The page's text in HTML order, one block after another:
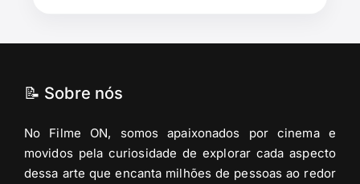
📝 Sobre nós
No Filme ON, somos apaixonados por cinema e
movidos pela curiosidade de explorar cada aspecto
dessa arte que encanta milhões de pessoas ao redor